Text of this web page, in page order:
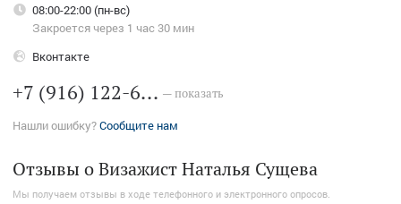
08:00-22:00 (пн-вс)
Закроется через 1 час 30 мин
Вконтакте
+7 (916) 122-6... — показать
Нашли ошибку?Сообщите нам
Отзывы о Визажист Наталья Сущева
Мы получаем отзывы в ходе телефонного и электронного опросов.